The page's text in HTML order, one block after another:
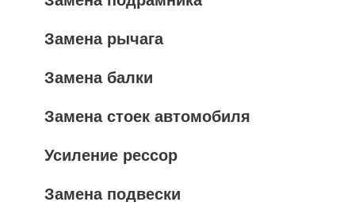
Замена рычага
Замена балки
Замена стоек автомобиля
Усиление рессор
Замена подвески